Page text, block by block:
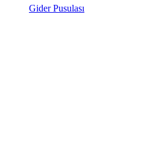
Gider Pusulası